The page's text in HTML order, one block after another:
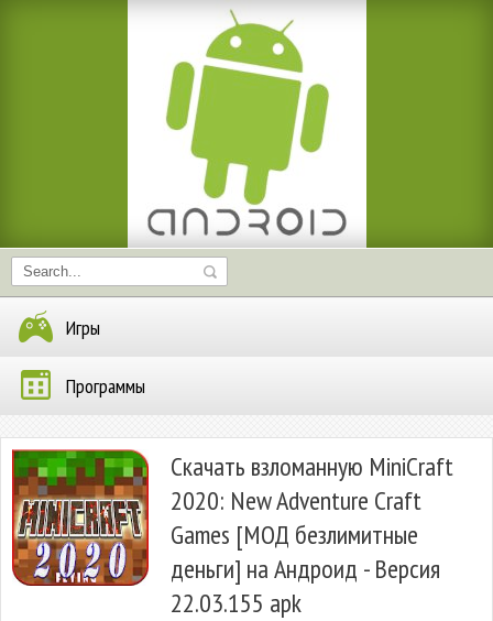
Игры
Программы
Скачать взломанную MiniCraft
2020: New Adventure Craft
Games [МОД безлимитные
деньги] на Андроид - Версия
22.03.155 apk